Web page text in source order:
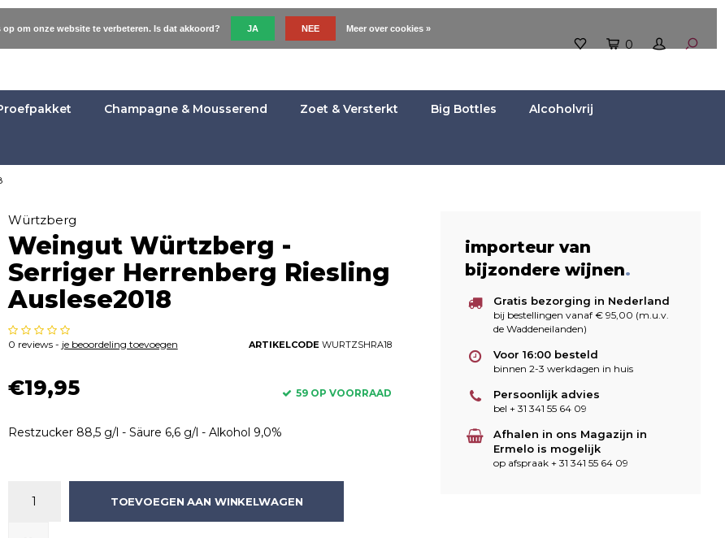
0
Champagne & Mousserend Zoet & Versterkt Big Bottles Alcoholvrij
Würtzberg
Weingut Würtzberg -
Serriger Herrenberg Riesling
Auslese2018
0 reviews - je beoordeling toevoegen ARTIKELCODEWURTZSHRA18
€19,95 59 OP VOORRAAD
Restzucker 88,5 g/l - Säure 6,6 g/l - Alkohol 9,0%
TOEVOEGEN AAN WINKELWAGEN
importeur van
bijzondere wijnen.
Gratis bezorging in Nederland
bij bestellingen vanaf € 95,00 (m.u.v.
de Waddeneilanden)
Voor 16:00 besteld
binnen 2-3 werkdagen in huis
Persoonlijk advies
bel + 31 341 55 64 09
Afhalen in ons Magazijn in
Ermelo is mogelijk
op afspraak + 31 341 55 64 09
op om onze website te verbeteren. Is dat akkoord? JA NEE Meer over cookies »